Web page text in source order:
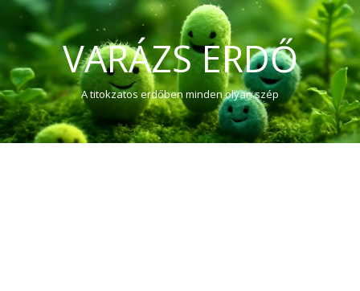
VARÁZS ERDŐ
A titokzatos erdőben minden olyan szép